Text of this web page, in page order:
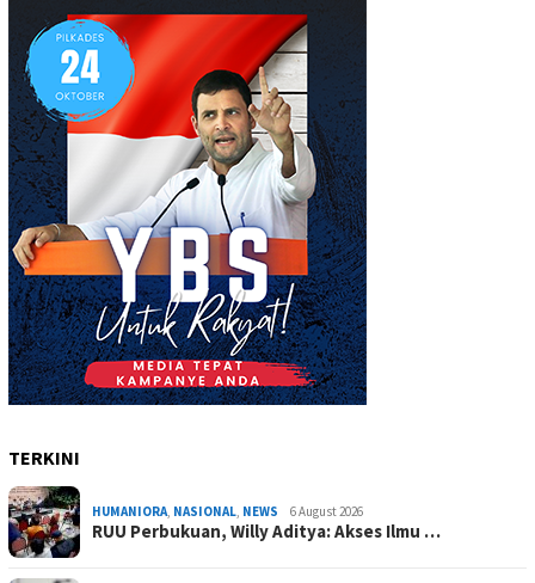
TERKINI
HUMANIORA, NASIONAL, NEWS 6 August 2026
RUU Perbukuan, Willy Aditya: Akses Ilmu …